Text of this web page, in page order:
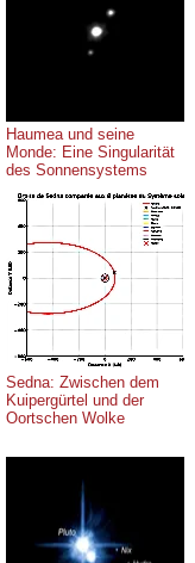
Haumea und seine
Monde: Eine Singularität
des Sonnensystems
Sedna: Zwischen dem
Kuipergürtel und der
Oortschen Wolke